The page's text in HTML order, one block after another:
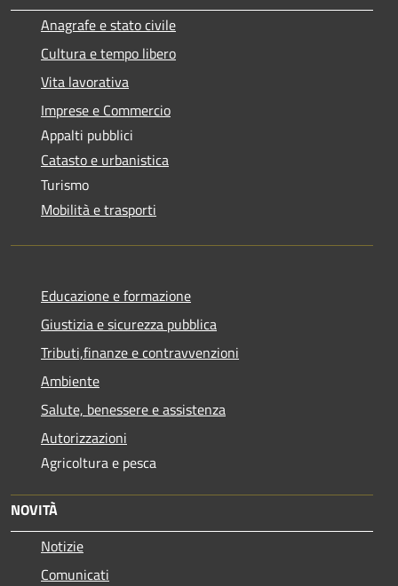
Anagrafe e stato civile
Cultura e tempo libero
Vita lavorativa
Imprese e Commercio
Appalti pubblici
Catasto e urbanistica
Turismo
Mobilità e trasporti
Educazione e formazione
Giustizia e sicurezza pubblica
Tributi,finanze e contravvenzioni
Ambiente
Salute, benessere e assistenza
Autorizzazioni
Agricoltura e pesca
NOVITÀ
Notizie
Comunicati